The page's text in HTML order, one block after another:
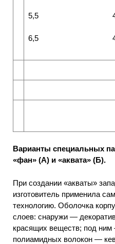
5,5
6,5
Варианты специальных
«фан» (А) и «аквата» (Б).
При создании «акваты»
изготовитель применила
технологию. Оболочка
слоев: снаружи —
красящих веществ; под ним
полиамидных волокон —